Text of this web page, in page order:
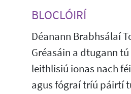
BLOCLÓIRÍ
Déanann Brabhsálaí
Gréasáin a dtugann
leithlisiú ionas nach
agus fógraí tríú páirtí